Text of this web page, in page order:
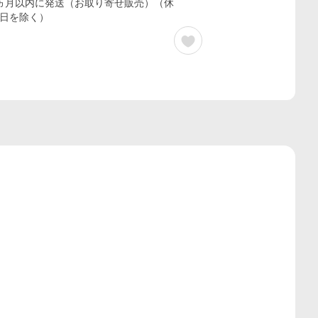
月以内に発送（お取り寄せ販売）（休
を除く）